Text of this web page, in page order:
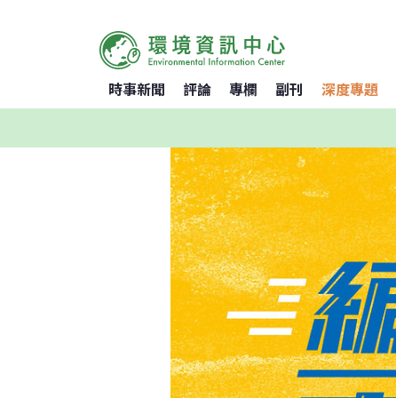
時事新聞 評論 專欄 副刊 深度專題